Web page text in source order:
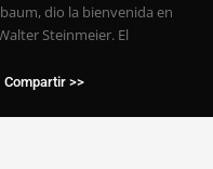
dio la bienvenida en
Steinmeier. El
Compartir >>